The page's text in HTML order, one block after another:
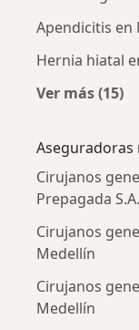
Apendicitis en
Hernia hiatal
Ver más (15)
Aseguradoras
Cirujanos
Prepagada
Cirujanos
Medellín
Cirujanos
Medellín